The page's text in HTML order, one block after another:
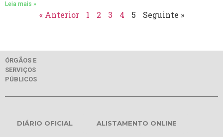
Leia mais »
« Anterior 1 2 3 4 5 Seguinte »
ÓRGÃOS E
SERVIÇOS
PÚBLICOS
DIÁRIO OFICIAL ALISTAMENTO ONLINE